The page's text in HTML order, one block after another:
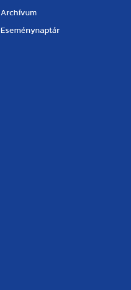
Archívum
Eseménynaptár